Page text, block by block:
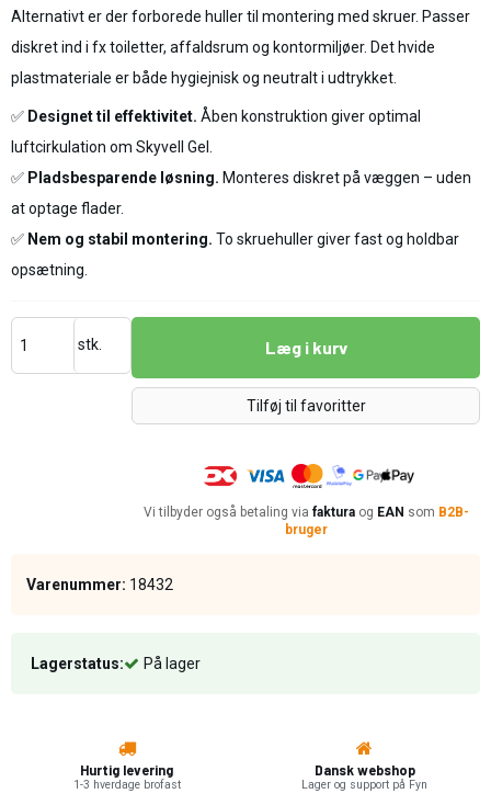
Alternativt er der forborede huller til montering med skruer. Passer
diskret ind i fx toiletter, affaldsrum og kontormiljøer. Det hvide
plastmateriale er både hygiejnisk og neutralt i udtrykket.
✅ Designet til effektivitet. Åben konstruktion giver optimal
luftcirkulation om Skyvell Gel.
✅ Pladsbesparende løsning. Monteres diskret på væggen – uden
at optage flader.
✅ Nem og stabil montering. To skruehuller giver fast og holdbar
opsætning.
stk. Læg i kurv
Tilføj til favoritter
Vi tilbyder også betaling via fakturaog EAN som B2B-
bruger
Varenummer: 18432
Lagerstatus: På lager
Hurtig levering
1-3 hverdage brofast
Dansk webshop
Lager og support på Fyn